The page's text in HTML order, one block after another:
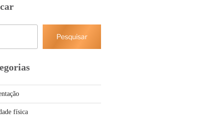
Pesquisar
física